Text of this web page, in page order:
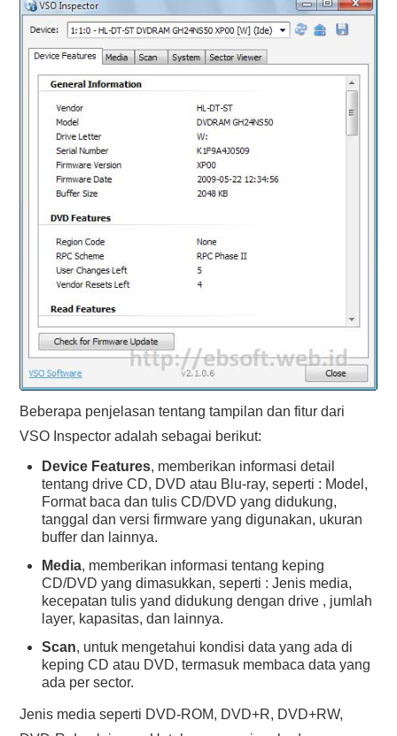
Beberapa penjelasan tentang tampilan dan fitur dari
VSO Inspector adalah sebagai berikut:
Device Features, memberikan informasi detail
tentang drive CD, DVD atau Blu-ray, seperti : Model,
Format baca dan tulis CD/DVD yang didukung,
tanggal dan versi firmware yang digunakan, ukuran
buffer dan lainnya.
Media, memberikan informasi tentang keping
CD/DVD yang dimasukkan, seperti : Jenis media,
kecepatan tulis yand didukung dengan drive , jumlah
layer, kapasitas, dan lainnya.
Scan, untuk mengetahui kondisi data yang ada di
keping CD atau DVD, termasuk membaca data yang
ada per sector.
Jenis media seperti DVD-ROM, DVD+R, DVD+RW,